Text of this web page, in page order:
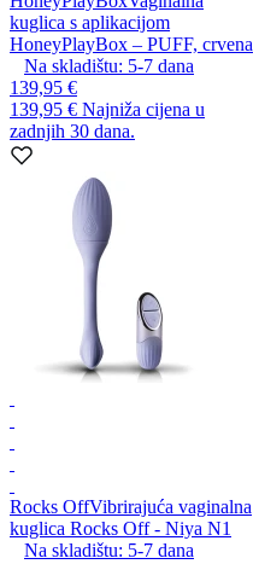
kuglica s aplikacijom
HoneyPlayBox – PUFF, crvena
Na skladištu: 5-7 dana
139,95 €
139,95 € Najniža cijena u
zadnjih 30 dana.
Rocks OffVibrirajuća vaginalna
kuglica Rocks Off - Niya N1
Na skladištu: 5-7 dana